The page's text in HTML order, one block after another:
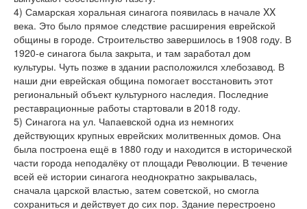
4) Самарская хоральная синагога появилась в начале XX
века. Это было прямое следствие расширения еврейской
общины в городе. Строительство завершилось в 1908 году. В
1920-е синагога была закрыта, и там заработал дом
культуры. Чуть позже в здании расположился хлебозавод. В
наши дни еврейская община помогает восстановить этот
региональный объект культурного наследия. Последние
реставрационные работы стартовали в 2018 году.
5) Синагога на ул. Чапаевской одна из немногих
действующих крупных еврейских молитвенных домов. Она
была построена ещё в 1880 году и находится в исторической
части города неподалёку от площади Революции. В течение
всей её истории синагога неоднократно закрывалась,
сначала царской властью, затем советской, но смогла
сохраниться и действует до сих пор. Здание перестроено